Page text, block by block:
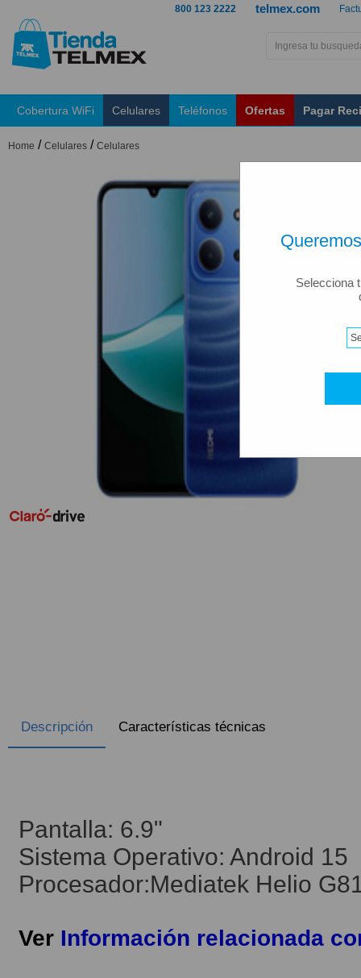
Selecciona
telmex.com
800 123 2222
Cobertura WiFi Celulares Teléfonos Ofertas Pagar
Home / Celulares / Celulares
Descripción Características técnicas
Pantalla: 6.9"
Sistema Operativo: Android 15
Procesador:Mediatek Helio
Ver Información relacionada